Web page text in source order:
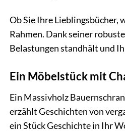
Ob Sie Ihre Lieblingsbücher,
Rahmen. Dank seiner
Belastungen standhält und
Ein Möbelstück mit
Ein Massivholz
erzählt Geschichten von
ein Stück Geschichte in Ihr